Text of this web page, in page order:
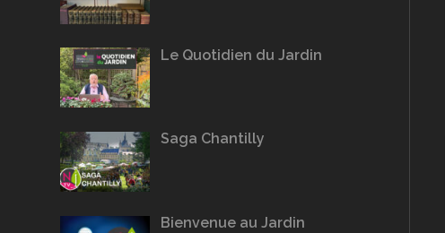
Le Quotidien du Jardin
Saga Chantilly
Bienvenue au Jardin